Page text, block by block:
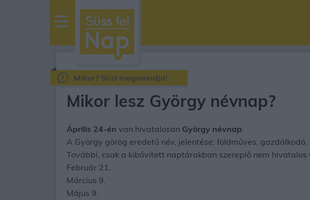
sussfelnap.hu
időjárás
Mikor? Süsi megmondja!
Mikor lesz György névnap?
Április 24-én van hivatalosan György névnap.
A György görög eredetű név, jelentése: földműves, gazdálkodó.
További, csak a kibővített naptárakban szereplő nem hivatalos
Február 21.
Március 9.
Május 9.